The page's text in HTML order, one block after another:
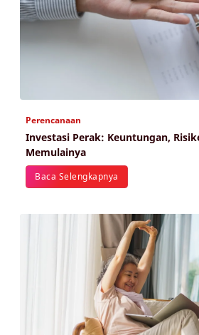
Perencanaan
Investasi Perak: Keuntungan,
Memulainya
Baca Selengkapnya